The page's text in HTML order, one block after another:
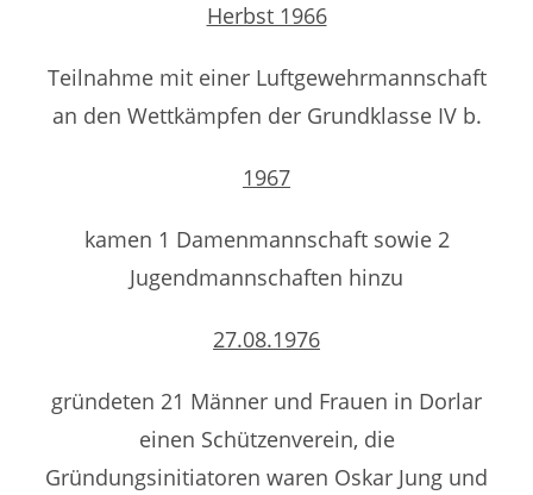
Herbst 1966
Teilnahme mit einer Luftgewehrmannschaft
an den Wettkämpfen der Grundklasse IV b.
1967
kamen 1 Damenmannschaft sowie 2
Jugendmannschaften hinzu
27.08.1976
gründeten 21 Männer und Frauen in Dorlar
einen Schützenverein, die
Gründungsinitiatoren waren Oskar Jung und